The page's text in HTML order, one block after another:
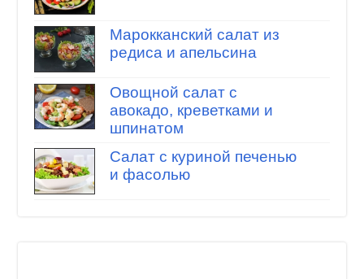
Марокканский салат из
редиса и апельсина
Овощной салат с
авокадо, креветками и
шпинатом
Салат с куриной печенью
и фасолью